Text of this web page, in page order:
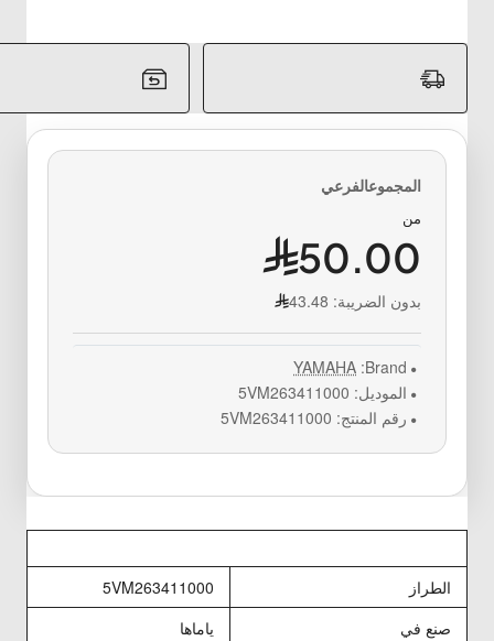
من
50.00
بدون الضريبة: 43.48
Brand:
YAMAHA
الموديل: 5VM263411000
رقم المنتج: 5VM263411000
الطراز
5VM263411000
صنع في
ياماها